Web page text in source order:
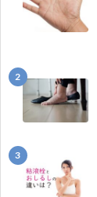
2
3